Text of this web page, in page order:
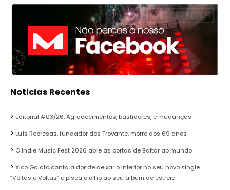
Noticias Recentes
Editorial #03/26: Agradecimentos, bastidores, e mudanças
Luís Represas, fundador dos Trovante, morre aos 69 anos
O Indie Music Fest 2026 abre as portas de Baltar ao mundo
Xico Gaiato canta a dor de deixar o Interior no seu novo single
“Voltas e Voltas” e pisca o olho ao seu álbum de estreia